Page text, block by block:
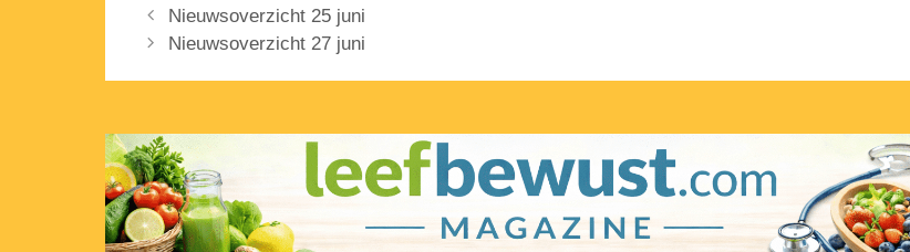
Nieuwsoverzicht 25 juni
Nieuwsoverzicht 27 juni